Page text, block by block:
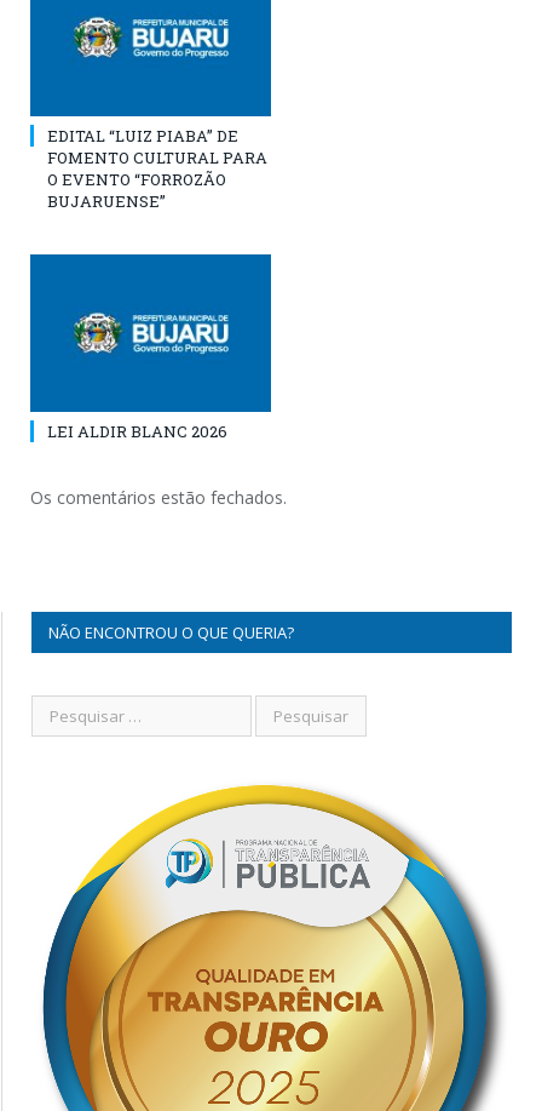
EDITAL “LUIZ PIABA” DE
FOMENTO CULTURAL PARA
O EVENTO “FORROZÃO
BUJARUENSE”
LEI ALDIR BLANC 2026
Os comentários estão fechados.
NÃO ENCONTROU O QUE QUERIA?